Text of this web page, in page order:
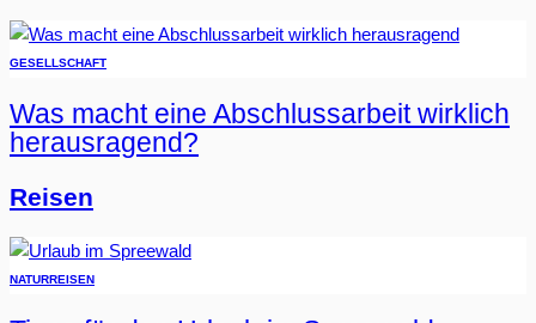
GESELLSCHAFT
Was macht eine Abschlussarbeit wirklich
herausragend?
Reisen
NATURREISEN